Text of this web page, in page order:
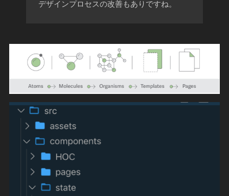
デザインプロセスの改善もありですね。